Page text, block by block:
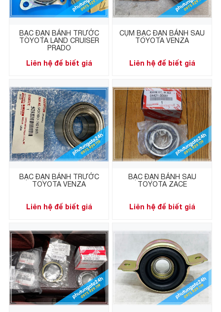
BẠC ĐẠN BÁNH TRƯỚC
TOYOTA LAND CRUISER
PRADO
Liên hệ để biết giá
CỤM BẠC ĐẠN BÁNH SAU
TOYOTA VENZA
Liên hệ để biết giá
BẠC ĐẠN BÁNH TRƯỚC
TOYOTA VENZA
Liên hệ để biết giá
BẠC ĐẠN BÁNH SAU
TOYOTA ZACE
Liên hệ để biết giá